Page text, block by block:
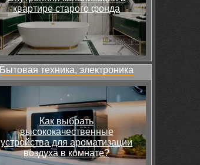
квартире старого фонда
Бытовая техника, электроника
Как выбрать
высококачественные
устройства для ароматизации
воздуха в комнате?